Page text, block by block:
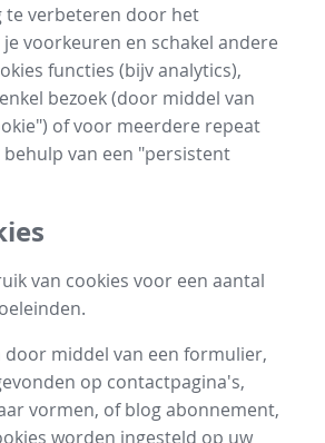
te verbeteren door het
voorkeuren en schakel andere
functies (bijv analytics),
bezoek (door middel van
of voor meerdere repeat
behulp van een "persistent
van cookies voor een aantal
door middel van een formulier,
op contactpagina's,
vormen, of blog abonnement,
worden ingesteld op uw